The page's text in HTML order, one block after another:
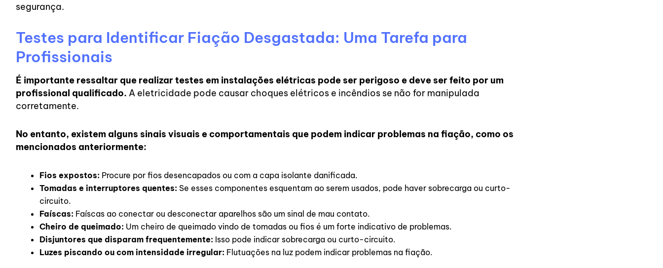
segurança.
Testes para Identificar Fiação Desgastada: Uma Tarefa para
Profissionais
É importante ressaltar que realizar testes em instalações elétricas pode ser perigoso e deve ser feito por um
profissional qualificado. A eletricidade pode causar choques elétricos e incêndios se não for manipulada
corretamente.
No entanto, existem alguns sinais visuais e comportamentais que podem indicar problemas na fiação, como os
mencionados anteriormente:
Fios expostos: Procure por fios desencapados ou com a capa isolante danificada.
Tomadas e interruptores quentes: Se esses componentes esquentam ao serem usados, pode haver sobrecarga ou curto-
circuito.
Faíscas: Faíscas ao conectar ou desconectar aparelhos são um sinal de mau contato.
Cheiro de queimado: Um cheiro de queimado vindo de tomadas ou fios é um forte indicativo de problemas.
Disjuntores que disparam frequentemente: Isso pode indicar sobrecarga ou curto-circuito.
Luzes piscando ou com intensidade irregular: Flutuações na luz podem indicar problemas na fiação.